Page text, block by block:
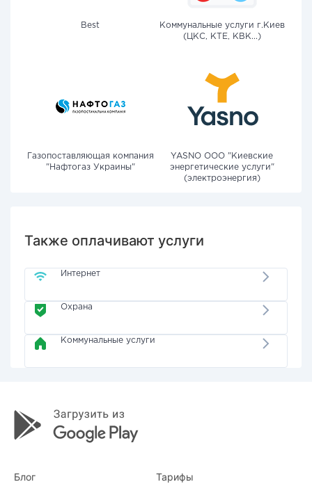
Best
Коммунальные услуги г.Киев
(ЦКС, КТЕ, КВК...)
Газопоставляющая компания
"Нафтогаз Украины"
YASNO OOO "Киевские
энергетические услуги"
(электроэнергия)
Также оплачивают услуги
Интернет
Охрана
Коммунальные услуги
Блог Тарифы